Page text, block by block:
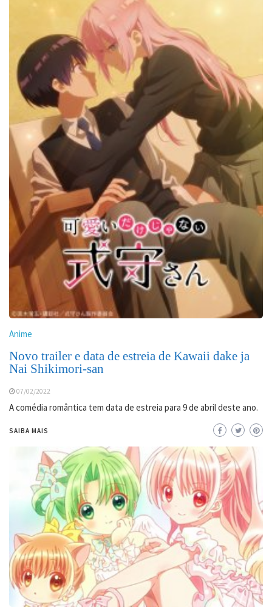
Anime
Novo trailer e data de estreia de Kawaii dake ja
Nai Shikimori-san
07/02/2022
A comédia romântica tem data de estreia para 9 de abril deste ano.
SAIBA MAIS